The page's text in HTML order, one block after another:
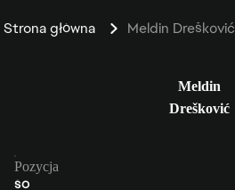
Strona główna Meldin Drešković
Meldin
Drešković
Pozycja
ŚO